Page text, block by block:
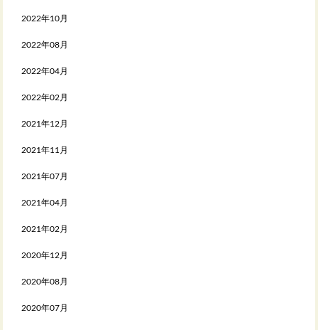
2022年10月
2022年08月
2022年04月
2022年02月
2021年12月
2021年11月
2021年07月
2021年04月
2021年02月
2020年12月
2020年08月
2020年07月